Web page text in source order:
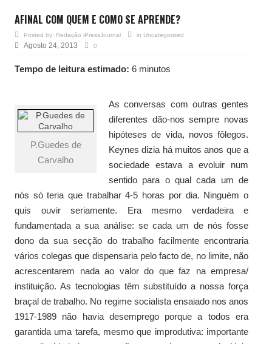
AFINAL COM QUEM E COMO SE APRENDE?
Posted by: Redação iPressJournal in Uncategorized
Agosto 24, 2013 0
Tempo de leitura estimado: 6 minutos
P.Guedes de
Carvalho
As conversas com outras gentes
diferentes dão-nos sempre novas
hipóteses de vida, novos fôlegos.
Keynes dizia há muitos anos que a
sociedade estava a evoluir num
sentido para o qual cada um de
nós só teria que trabalhar 4-5 horas por dia. Ninguém o
quis ouvir seriamente. Era mesmo verdadeira e
fundamentada a sua análise: se cada um de nós fosse
dono da sua secção do trabalho facilmente encontraria
vários colegas que dispensaria pelo facto de, no limite, não
acrescentarem nada ao valor do que faz na empresa/
instituição. As tecnologias têm substituído a nossa força
braçal de trabalho. No regime socialista ensaiado nos anos
1917-1989 não havia desemprego porque a todos era
garantida uma tarefa, mesmo que improdutiva: importante